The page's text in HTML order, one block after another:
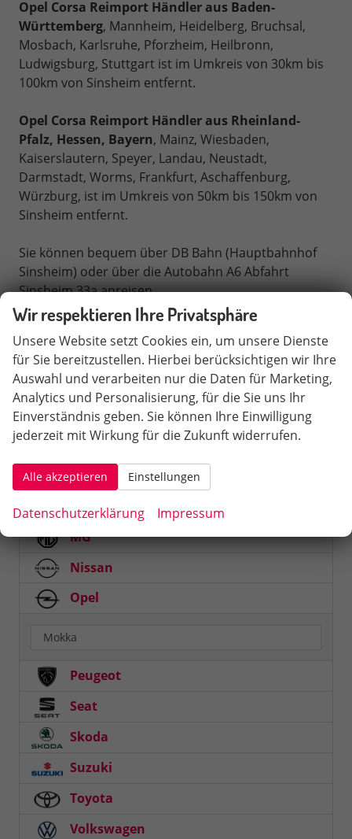
Opel Corsa Reimport Händler aus Baden-
Württemberg, Mannheim, Heidelberg, Bruchsal,
Mosbach, Karlsruhe, Pforzheim, Heilbronn,
Ludwigsburg, Stuttgart ist im Umkreis von 30km bis
100km von Sinsheim entfernt.
Opel Corsa Reimport Händler aus Rheinland-
Pfalz, Hessen, Bayern, Mainz, Wiesbaden,
Kaiserslautern, Speyer, Landau, Neustadt,
Darmstadt, Worms, Frankfurt, Aschaffenburg,
Würzburg, ist im Umkreis von 50km bis 150km von
Sinsheim entfernt.
Sie können bequem über DB Bahn (Hauptbahnhof
Sinsheim) oder über die Autobahn A6 Abfahrt
Sinsheim 33a anreisen.
Fahrzeugnr.
Audi
Cupra
Hyundai
Mercedes-Benz
MG
Nissan
Opel
Mokka
Peugeot
Seat
Skoda
Suzuki
Toyota
Volkswagen
Wir respektieren Ihre Privatsphäre
Unsere Website setzt Cookies ein, um unsere Dienste
für Sie bereitzustellen. Hierbei berücksichtigen wir Ihre
Auswahl und verarbeiten nur die Daten für Marketing,
Analytics und Personalisierung, für die Sie uns Ihr
Einverständnis geben. Sie können Ihre Einwilligung
jederzeit mit Wirkung für die Zukunft widerrufen.
Alle akzeptieren Einstellungen
Datenschutzerklärung Impressum